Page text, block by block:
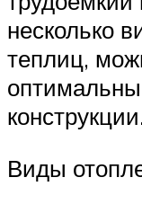
несколько
теплиц,
Виды